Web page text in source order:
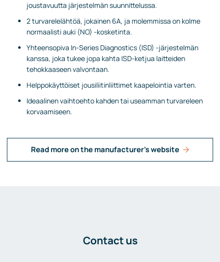
joustavuutta järjestelmän suunnittelussa.
2 turvarelelähtöä, jokainen 6A, ja molemmissa on kolme
normaalisti auki (NO) -kosketinta.
Yhteensopiva In-Series Diagnostics (ISD) -järjestelmän
kanssa, joka tukee jopa kahta ISD-ketjua laitteiden
tehokkaaseen valvontaan.
Helppokäyttöiset jousiliitinliittimet kaapelointia varten.
Ideaalinen vaihtoehto kahden tai useamman turvareleen
korvaamiseen.
Read more on the manufacturer's website
Contact us